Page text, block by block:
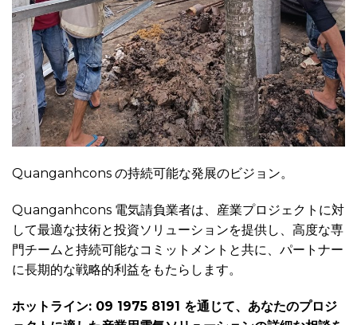
Quanganhcons の持続可能な発展のビジョン。
Quanganhcons 電気請負業者は、産業プロジェクトに対
して最適な技術と投資ソリューションを提供し、高度な専
門チームと持続可能なコミットメントと共に、パートナー
に長期的な戦略的利益をもたらします。
ホットライン: 09 1975 8191 を通じて、あなたのプロジ